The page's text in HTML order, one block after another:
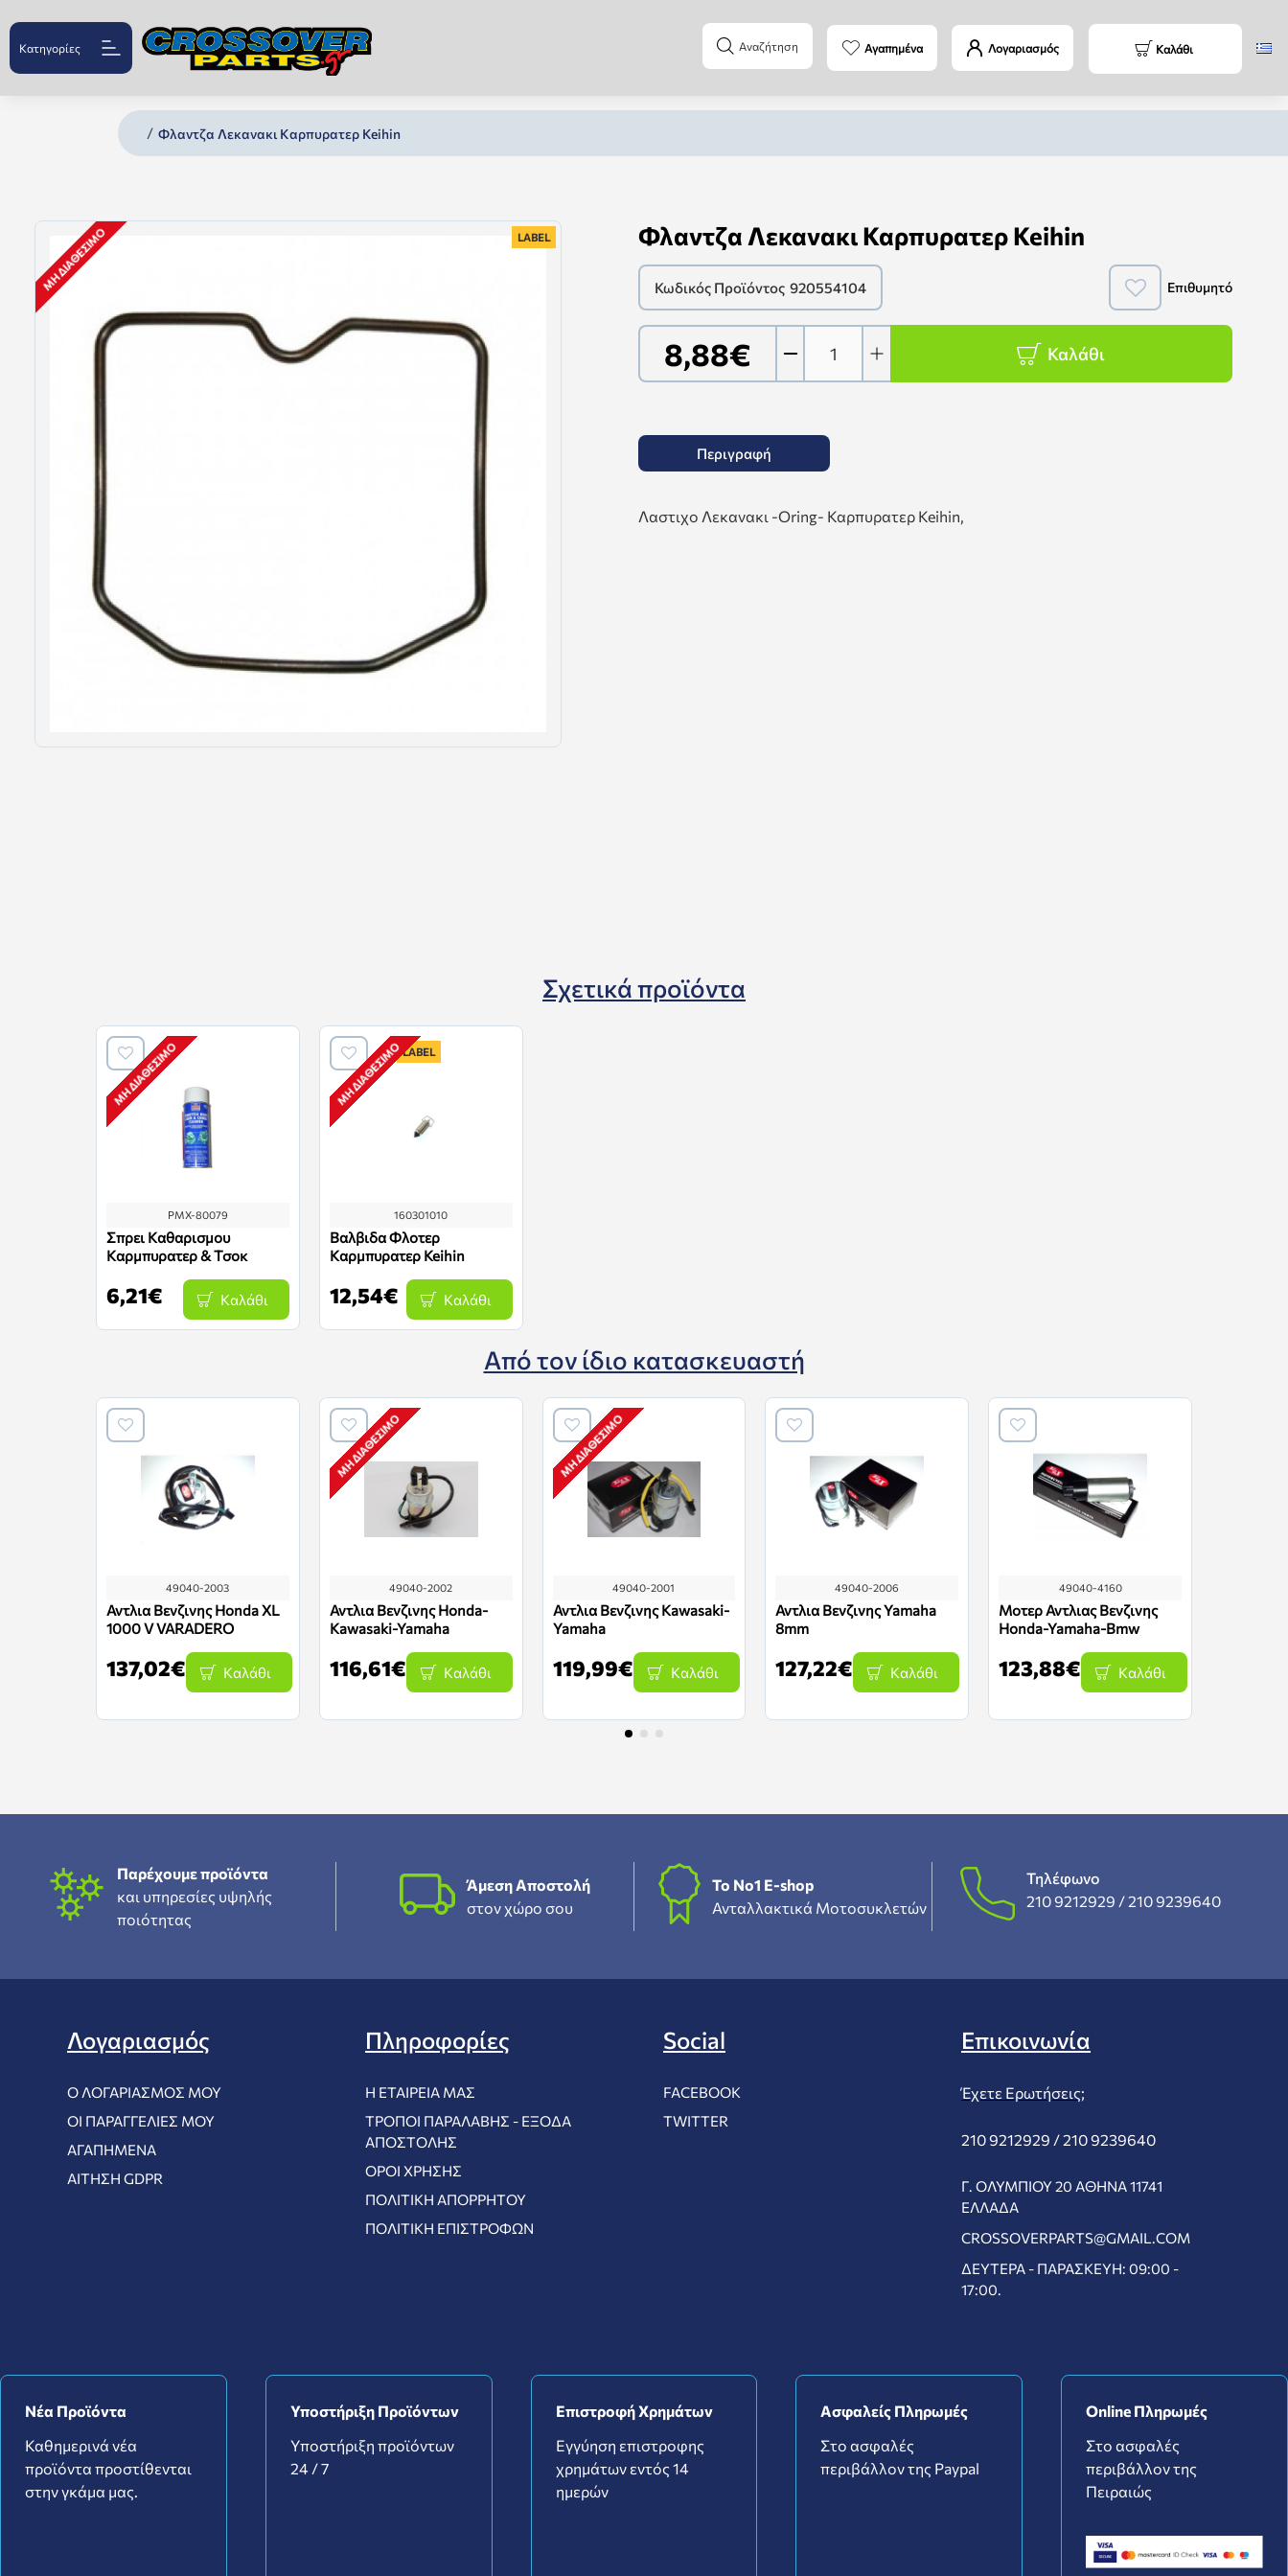
Κατηγορίες Αναζήτηση Αγαπημένα Λογαριασμός Καλάθι
Φλαντζα Λεκανακι Καρπυρατερ Keihin
LABEL
ΜΗ ΔΙΑΘΈΣΙΜΟ Φλαντζα Λεκανακι Καρπυρατερ Keihin
Κωδικός Προϊόντος 920554104 Επιθυμητό
8,88€ Καλάθι
Περιγραφή
Λαστιχο Λεκανακι -Oring- Καρπυρατερ Keihin,
Σχετικά προϊόντα
ΜΗ ΔΙΑΘΈΣΙΜΟ
PMX-80079
Σπρει Καθαρισμου
Καρμπυρατερ & Τσοκ
6,21€ Καλάθι
LABEL
ΜΗ ΔΙΑΘΈΣΙΜΟ
160301010
Βαλβιδα Φλοτερ
Καρμπυρατερ Keihin
12,54€ Καλάθι
Από τον ίδιο κατασκευαστή
49040-2003
Αντλια Βενζινης Honda XL
1000 V VARADERO
137,02€ Καλάθι
ΜΗ ΔΙΑΘΈΣΙΜΟ
49040-2002
Αντλια Βενζινης Honda-
Kawasaki-Yamaha
116,61€ Καλάθι
ΜΗ ΔΙΑΘΈΣΙΜΟ
49040-2001
Αντλια Βενζινης Kawasaki-
Yamaha
119,99€ Καλάθι
49040-2006
Αντλια Βενζινης Yamaha
8mm
127,22€ Καλάθι
49040-4160
Μοτερ Αντλιας Βενζινης
Honda-Yamaha-Bmw
123,88€ Καλάθι
Παρέχουμε προϊόντα
και υπηρεσίες υψηλής
ποιότητας
Άμεση Αποστολή
στον χώρο σου
To Νο1 Ε-shop
Ανταλλακτικά Μοτοσυκλετών
Τηλέφωνο
210 9212929 /210 9239640
Λογαριασμός
Ο ΛΟΓΑΡΙΑΣΜΌΣ ΜΟΥ
ΟΙ ΠΑΡΑΓΓΕΛΊΕΣ ΜΟΥ
ΑΓΑΠΗΜΈΝΑ
ΑΊΤΗΣΗ GDPR
Πληροφορίες
Η ΕΤΑΙΡΕΊΑ ΜΑΣ
ΤΡΌΠΟΙ ΠΑΡΑΛΑΒΉΣ - ΈΞΟΔΑ
ΑΠΟΣΤΟΛΉΣ
ΌΡΟΙ ΧΡΉΣΗΣ
ΠΟΛΙΤΙΚΉ ΑΠΟΡΡΉΤΟΥ
ΠΟΛΙΤΙΚΉ ΕΠΙΣΤΡΟΦΏΝ
Social
FACEBOOK
TWITTER
Επικοινωνία
Έχετε Ερωτήσεις;
210 9212929 /210 9239640
Γ. ΟΛΥΜΠΊΟΥ 20 ΑΘΉΝΑ 11741
ΕΛΛΆΔΑ
CROSSOVERPARTS@GMAIL.COM
ΔΕΥΤΈΡΑ - ΠΑΡΑΣΚΕΥΉ: 09:00 -
17:00.
Νέα Προϊόντα
Καθημερινά νέα
προϊόντα προστίθενται
στην γκάμα μας.
Υποστήριξη Προϊόντων
Υποστήριξη προϊόντων
24 / 7
Επιστροφή Χρημάτων
Εγγύηση επιστροφης
χρημάτων εντός 14
ημερών
Ασφαλείς Πληρωμές
Στο ασφαλές
περιβάλλον της Paypal
Online Πληρωμές
Στο ασφαλές
περιβάλλον της
Πειραιώς